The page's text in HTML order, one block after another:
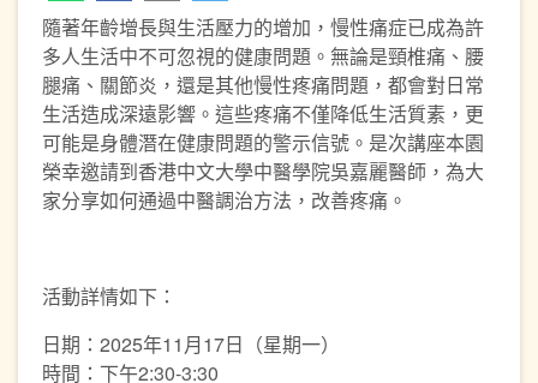
隨著年齡增長與生活壓力的增加，慢性痛症已成為許
多人生活中不可忽視的健康問題。無論是頸椎痛、腰
腿痛、關節炎，還是其他慢性疼痛問題，都會對日常
生活造成深遠影響。這些疼痛不僅降低生活質素，更
可能是身體潛在健康問題的警示信號。是次講座本園
榮幸邀請到香港中文大學中醫學院吳嘉麗醫師，為大
家分享如何通過中醫調治方法，改善疼痛。
活動詳情如下：
日期：2025年11月17日（星期一）
時間：下午2:30-3:30